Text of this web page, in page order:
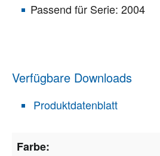
Passend für Serie: 2004
Verfügbare Downloads
Produktdatenblatt
Farbe: